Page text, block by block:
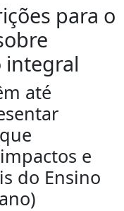
para o
integral
até
e
do Ensino